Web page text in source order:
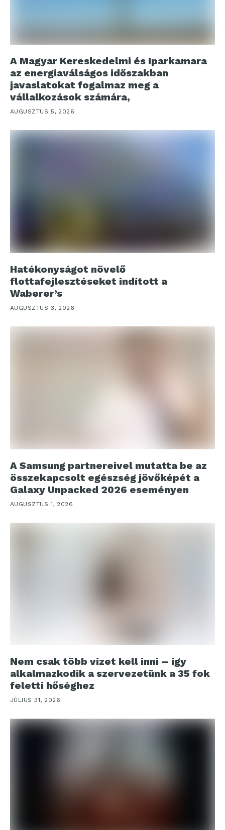
A Magyar Kereskedelmi és Iparkamara
az energiaválságos időszakban
javaslatokat fogalmaz meg a
vállalkozások számára,
AUGUSZTUS 5, 2026
Hatékonyságot növelő
flottafejlesztéseket indított a
Waberer’s
AUGUSZTUS 3, 2026
A Samsung partnereivel mutatta be az
összekapcsolt egészség jövőképét a
Galaxy Unpacked 2026 eseményen
AUGUSZTUS 1, 2026
Nem csak több vizet kell inni – így
alkalmazkodik a szervezetünk a 35 fok
feletti hőséghez
JÚLIUS 31, 2026